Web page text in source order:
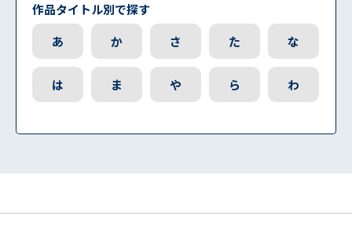
作品タイトル別で探す
あ
か さ た な
は ま や ら わ